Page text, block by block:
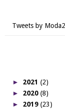
Tweets by
► 2021 (2)
► 2020 (8)
► 2019 (23)